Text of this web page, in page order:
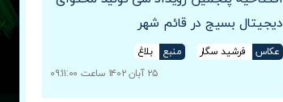
دیجیتال بسیج در قائم شهر
عکاس فرشید سگار منبع
بلاغ
۲۵ آبان ۱۴۰۲ ساعت ۰۹:۱۱:۰۰